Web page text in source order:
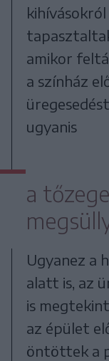
amikor
a színház
ugyanis
a
Ugyanez a
alatt is, az
is
az épület
öntöttek a